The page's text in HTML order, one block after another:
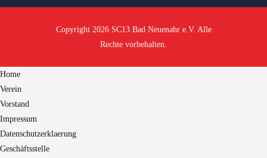
Copyright 2026 SC13 Bad Neuenahr e.V. Alle
Rechte vorbehalten.
Home
Verein
Vorstand
Impressum
Datenschutzerklaerung
Geschäftsstelle